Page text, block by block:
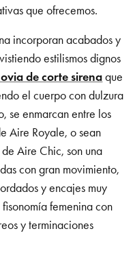
que ofrecemos.
incorporan acabados y
estilismos dignos
de corte sirenaque
el cuerpo con dulzura
se enmarcan entre los
Aire Royale, o sean
Aire Chic, son una
con gran movimiento,
y encajes muy
femenina con
y terminaciones